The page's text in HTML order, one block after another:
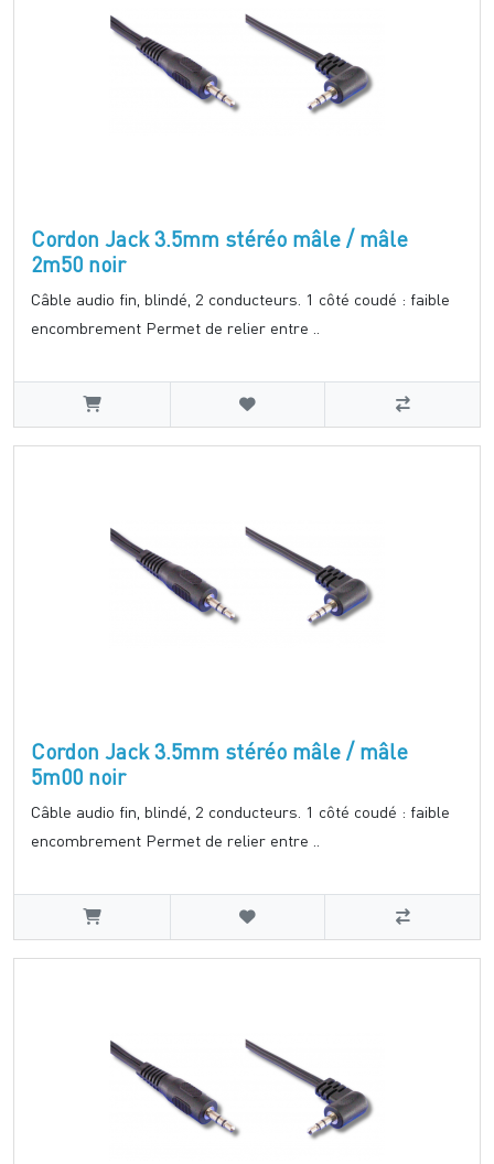
Cordon Jack 3.5mm stéréo mâle / mâle
2m50 noir
Câble audio fin, blindé, 2 conducteurs. 1 côté coudé : faible
encombrement Permet de relier entre ..
Cordon Jack 3.5mm stéréo mâle / mâle
5m00 noir
Câble audio fin, blindé, 2 conducteurs. 1 côté coudé : faible
encombrement Permet de relier entre ..